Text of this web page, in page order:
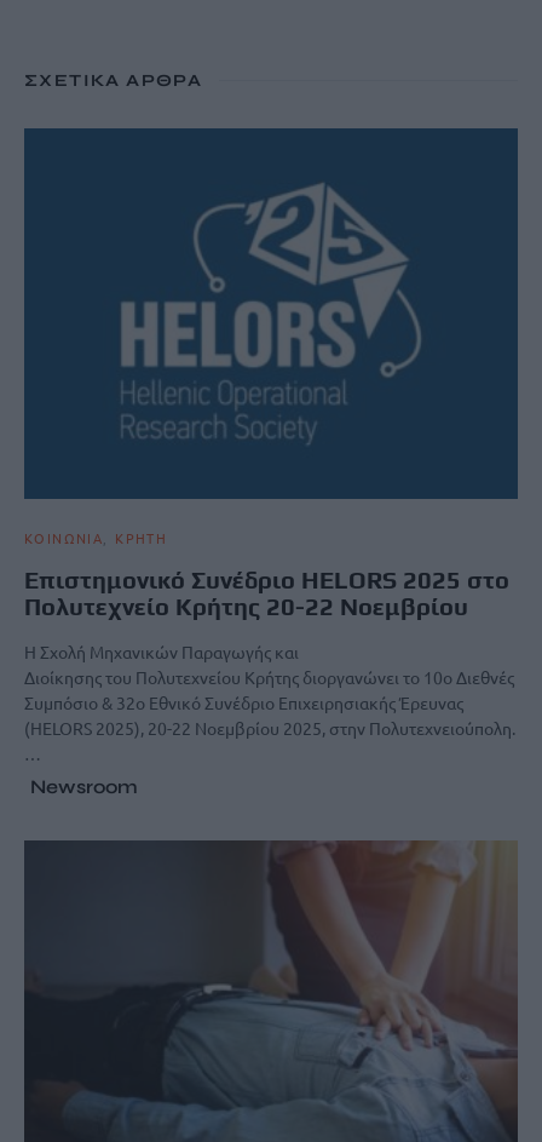
ΣΧΕΤΙΚΆ ΆΡΘΡΑ
ΚΟΙΝΩΝΙΑ ΚΡΗΤΗ
Επιστημονικό Συνέδριο HELORS 2025 στο
Πολυτεχνείο Κρήτης 20-22 Νοεμβρίου
Η Σχολή Μηχανικών Παραγωγής και
Διοίκησης του Πολυτεχνείου Κρήτης διοργανώνει το 10ο Διεθνές
Συμπόσιο & 32ο Εθνικό Συνέδριο Επιχειρησιακής Έρευνας
(HELORS 2025), 20-22 Νοεμβρίου 2025, στην Πολυτεχνειούπολη.
…
Newsroom